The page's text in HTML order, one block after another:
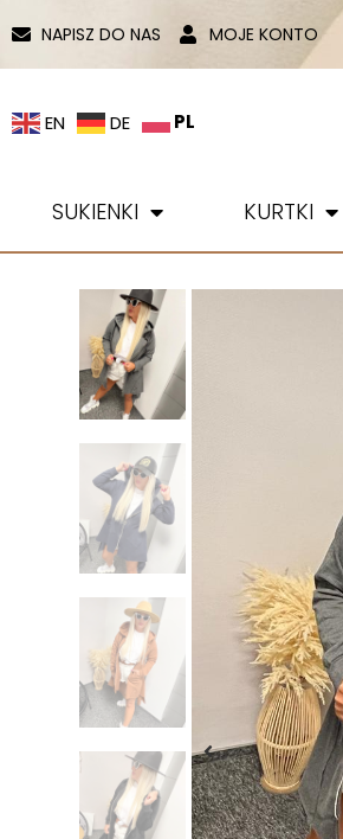
NAPISZ DO NAS MOJE KONTO
EN DE PL
SUKIENKI KURTKI